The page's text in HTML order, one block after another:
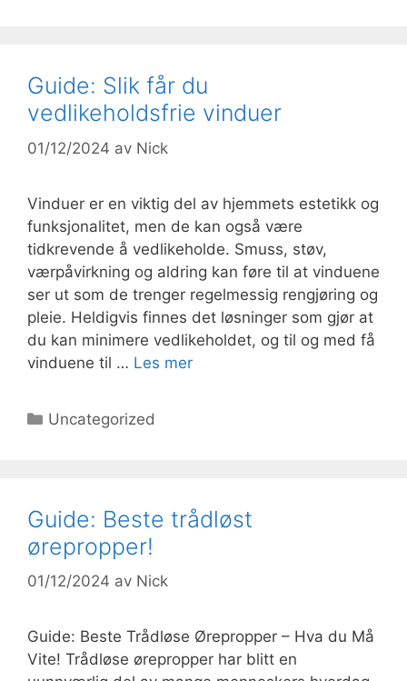
Guide: Slik får du
vedlikeholdsfrie vinduer
01/12/2024 av Nick
Vinduer er en viktig del av hjemmets estetikk og
funksjonalitet, men de kan også være
tidkrevende å vedlikeholde. Smuss, støv,
værpåvirkning og aldring kan føre til at vinduene
ser ut som de trenger regelmessig rengjøring og
pleie. Heldigvis finnes det løsninger som gjør at
du kan minimere vedlikeholdet, og til og med få
vinduene til … Les mer
Kategorier
Uncategorized
Guide: Beste trådløst
ørepropper!
01/12/2024 av Nick
Guide: Beste Trådløse Ørepropper – Hva du Må
Vite! Trådløse ørepropper har blitt en